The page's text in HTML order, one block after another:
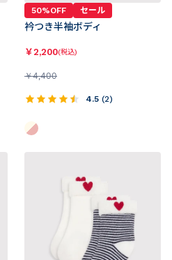
50%OFF セール
衿つき半袖ボディ
￥2,200(税込)
￥4,400
4.5 (2)